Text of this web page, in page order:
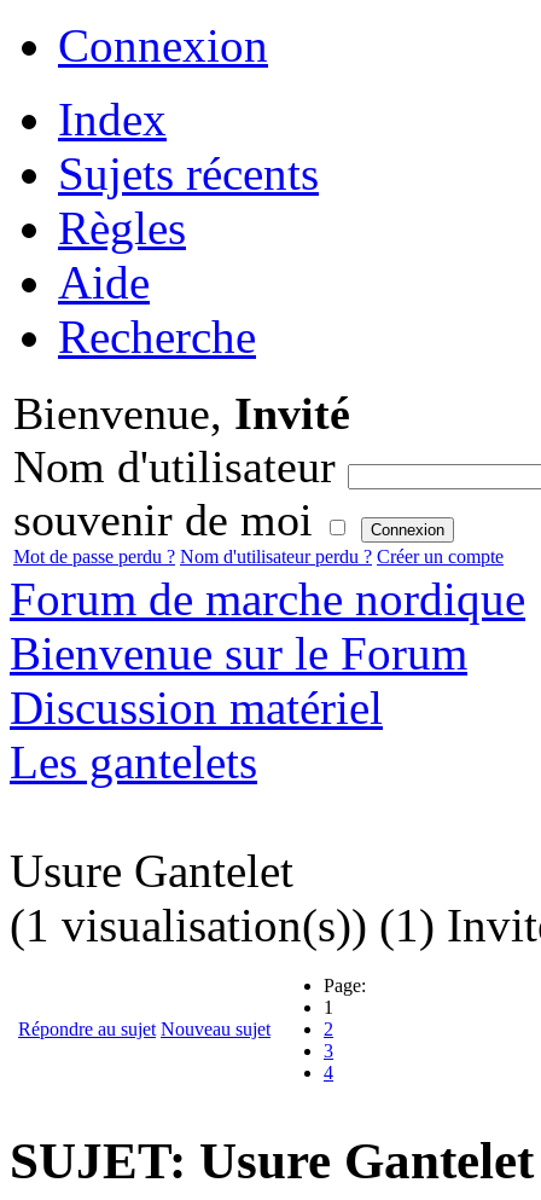
Connexion
Index
Sujets récents
Règles
Aide
Recherche
Bienvenue, Invité
Nom d'utilisateur
souvenir de moi
Mot de passe perdu ? Nom d'utilisateur perdu ? Créer un compte
Forum de marche nordique
Bienvenue sur le Forum
Discussion matériel
Les gantelets
Usure Gantelet
(1 visualisation(s)) (1)
Répondre au sujet Nouveau sujet
Page:
1
2
3
4
SUJET: Usure Gantelet